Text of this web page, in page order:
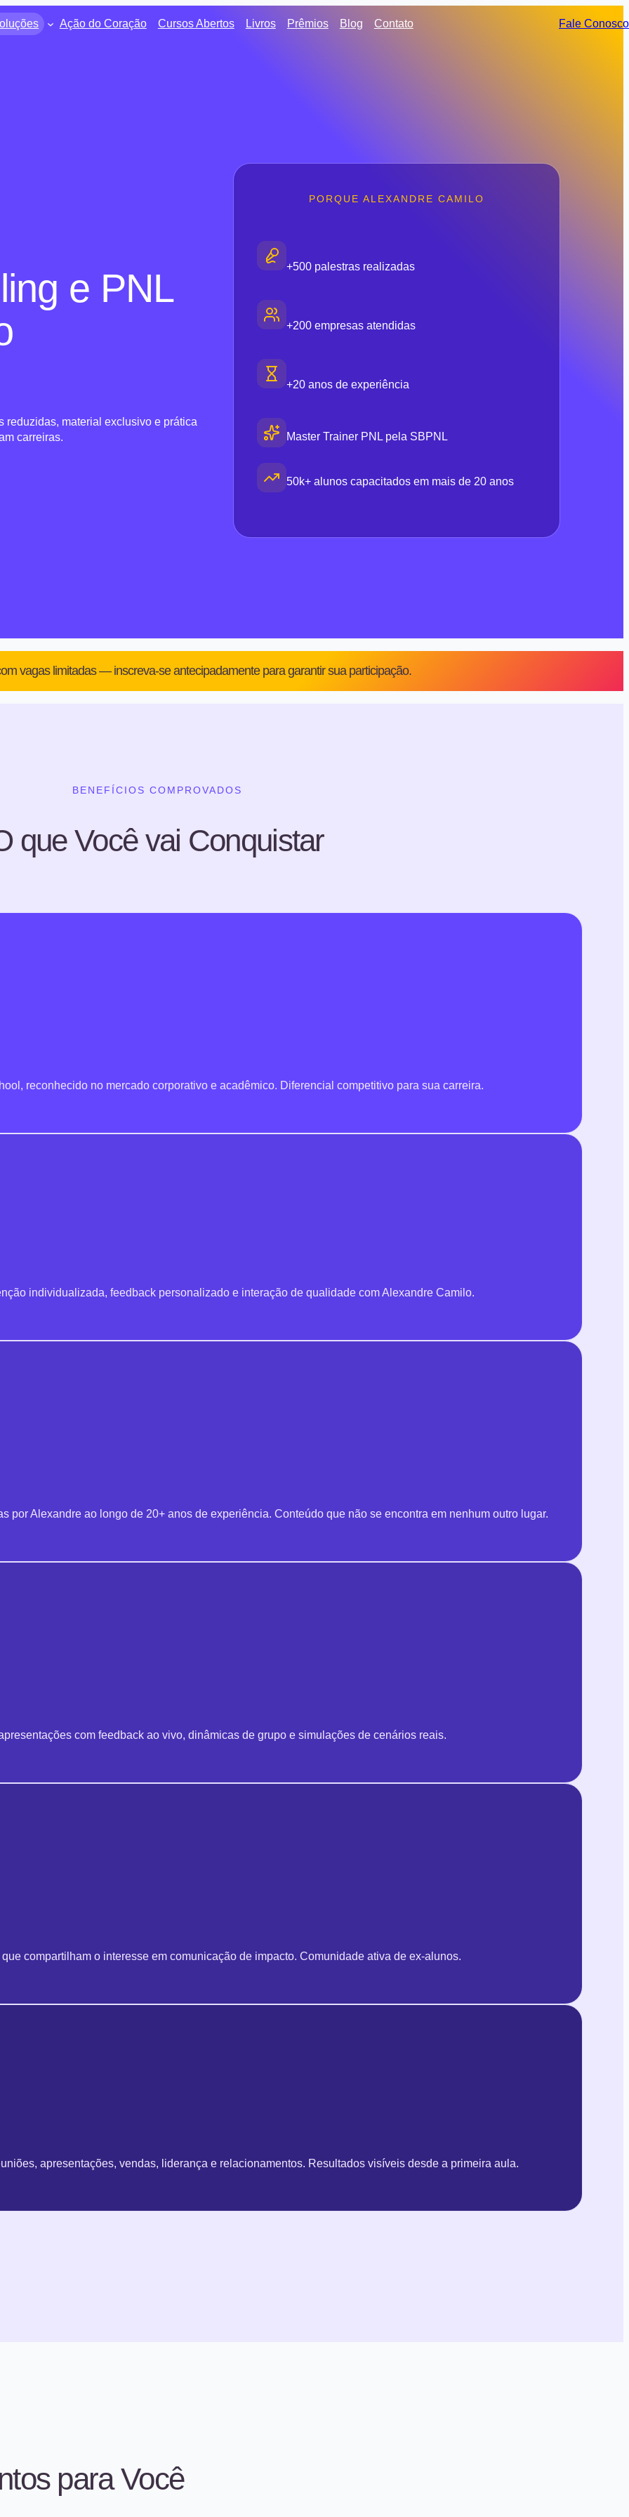
Ação do Coração Cursos Abertos Livros Prêmios Blog Contato Fale Conosco
e PNL
reduzidas, material exclusivo e prática
carreiras.
PORQUE ALEXANDRE CAMILO
+500 palestras realizadas
+200 empresas atendidas
+20 anos de experiência
Master Trainer PNL pela SBPNL
50k+ alunos capacitados em mais de 20 anos
vagas limitadas — inscreva-se antecipadamente para garantir sua participação.
BENEFÍCIOS COMPROVADOS
que Você vai Conquistar
reconhecido no mercado corporativo e acadêmico. Diferencial competitivo para sua carreira.
individualizada, feedback personalizado e interação de qualidade com Alexandre Camilo.
por Alexandre ao longo de 20+ anos de experiência. Conteúdo que não se encontra em nenhum outro lugar.
com feedback ao vivo, dinâmicas de grupo e simulações de cenários reais.
compartilham o interesse em comunicação de impacto. Comunidade ativa de ex-alunos.
apresentações, vendas, liderança e relacionamentos. Resultados visíveis desde a primeira aula.
para Você